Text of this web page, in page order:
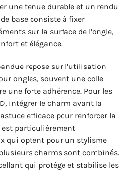
une tenue durable et un rendu
base consiste à fixer
sur la surface de l’ongle,
et élégance.
repose sur l’utilisation
ongles, souvent une colle
une forte adhérence. Pour les
intégrer le charm avant la
efficace pour renforcer la
particulièrement
qui optent pour un stylisme
charms sont combinés.
qui protège et stabilise les